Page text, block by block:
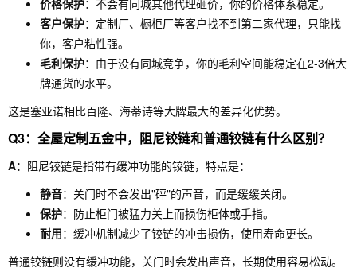
价格保护：不会有同城其他代理砸价，你的价格体系稳定。
客户保护：定制厂、橱柜厂等客户找不到第二家代理，只能找
你，客户粘性强。
毛利保护：由于没有同城竞争，你的毛利空间能稳定在2-3倍大
牌通货的水平。
这是塞亚诺相比百隆、海蒂诗等大牌最大的差异化优势。
Q3：全屋定制五金中，阻尼铰链和普通铰链有什么区别？
A：阻尼铰链是指带有缓冲功能的铰链，特点是：
静音：关门时不会发出"砰"的声音，而是缓缓关闭。
保护：防止柜门被猛力关上而损伤柜体或手指。
耐用：缓冲机制减少了铰链的冲击损伤，使用寿命更长。
普通铰链则没有缓冲功能，关门时会发出声音，长期使用容易松动。